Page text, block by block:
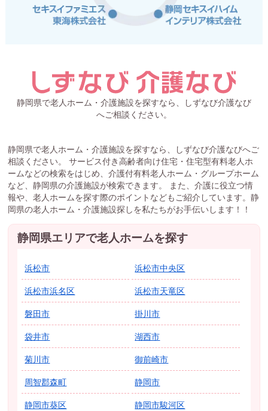
静岡県で老人ホーム・介護施設を探すなら、しずなび介護なび
へご相談ください。
静岡県で老人ホーム・介護施設を探すなら、しずなび介護なびへご
相談ください。 サービス付き高齢者向け住宅・住宅型有料老人ホ
ームなどの検索をはじめ、介護付有料老人ホーム・グループホーム
など、静岡県の介護施設が検索できます。 また、介護に役立つ情
報や、老人ホームを探す際のポイントなどもご紹介しています。静
岡県の老人ホーム・介護施設探しを私たちがお手伝いします！！
静岡県エリアで老人ホームを探す
浜松市 浜松市中央区
浜松市浜名区 浜松市天竜区
磐田市 掛川市
袋井市 湖西市
菊川市 御前崎市
周智郡森町 静岡市
静岡市葵区 静岡市駿河区